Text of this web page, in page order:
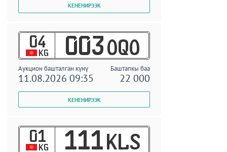
04
KG 003 OQO
Аукцион башталган күнү Баштапкы баа
11.08.2026 09:35 22 000
01
KG 111 KLS